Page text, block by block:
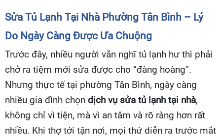
Sửa Tủ Lạnh Tại Nhà Phường Tân Bình – Lý
Do Ngày Càng Được Ưa Chuộng
Trước đây, nhiều người vẫn nghĩ tủ lạnh hư thì phải
chở ra tiệm mới sửa được cho “đàng hoàng”.
Nhưng thực tế tại phường Tân Bình, ngày càng
nhiều gia đình chọn dịch vụ sửa tủ lạnh tại nhà,
không chỉ vì tiện, mà vì an tâm và rõ ràng hơn rất
nhiều. Khi thợ tới tận nơi, mọi thứ diễn ra trước mắt